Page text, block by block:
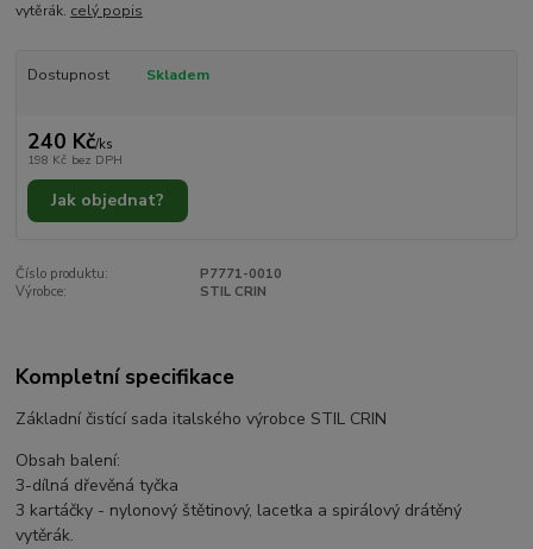
vytěrák. celý popis
Dostupnost Skladem
240 Kč/ks
198 Kč bez DPH
Jak objednat?
Číslo produktu:
P7771-0010
Výrobce:
STIL CRIN
Kompletní specifikace
Základní čistící sada italského výrobce STIL CRIN
Obsah balení:
3-dílná dřevěná tyčka
3 kartáčky - nylonový štětinový, lacetka a spirálový drátěný
vytěrák.